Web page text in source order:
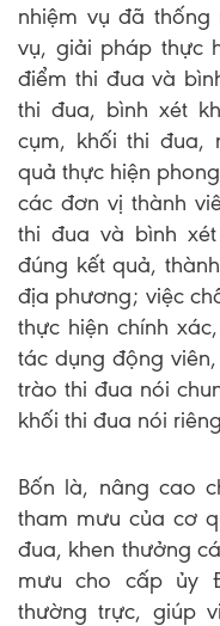
nhiệm vụ đã
vụ, giải pháp thực
điểm thi đua và
thi đua, bình xét
cụm, khối thi đua,
quả thực hiện
các đơn vị thành
thi đua và bình
đúng kết quả,
địa phương; việc
thực hiện chính
tác dụng động
trào thi đua nói
khối thi đua nói
Bốn là, nâng cao
tham mưu của cơ
đua, khen thưởng
mưu cho cấp ủy
thường trực, giúp